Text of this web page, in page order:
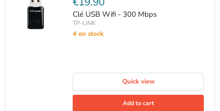
price
Clé USB Wifi - 300 Mbps
TP-LINK
4 en stock
Quick view
Add to cart